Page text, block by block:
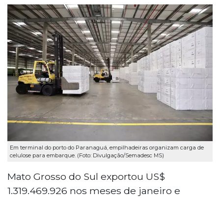
Em terminal do porto do Paranaguá, empilhadeiras organizam carga de
celulose para embarque. (Foto: Divulgação/Semadesc MS)
Mato Grosso do Sul exportou US$
1.319.469.926 nos meses de janeiro e